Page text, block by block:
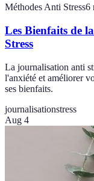
Méthodes Anti Stress6
Les Bienfaits de
Stress
La journalisation anti
l'anxiété et améliorer
ses bienfaits.
journalisationstress
Aug 4